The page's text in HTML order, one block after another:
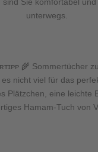
unterwegs.
🌾 Sommertücher
nicht viel für das
Plätzchen, eine leichte
Hamam-Tuch von